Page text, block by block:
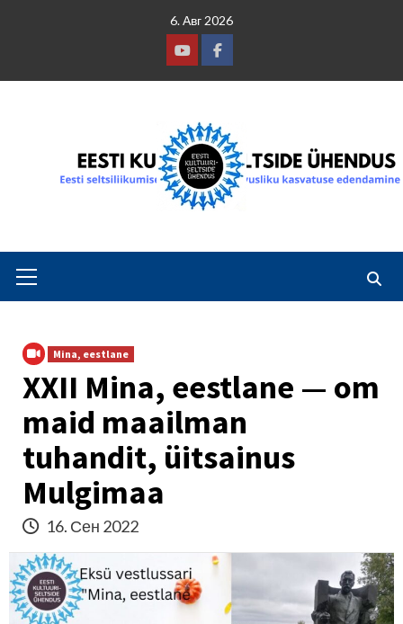
6. Авг 2026
YoutubeFacebook
Menu
Mina, eestlane
XXII Mina, eestlane — om
maid maailman
tuhandit, üitsainus
Mulgimaa
16. Сен 2022